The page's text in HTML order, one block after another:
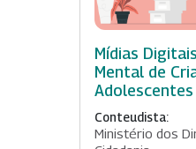
Mídias
Mental de
Adolescentes
Conteudista:
Ministério dos